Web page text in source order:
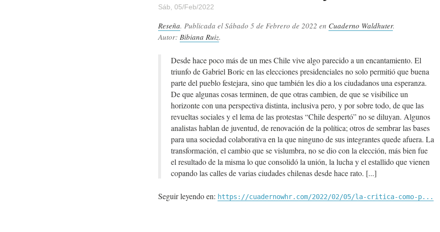
Sáb, 05/Feb/2022
Reseña. Publicada el Sábado 5 de Febrero de 2022 en Cuaderno Waldhuter.
Autor: Bibiana Ruiz.
Desde hace poco más de un mes Chile vive algo parecido a un encantamiento. El
triunfo de Gabriel Boric en las elecciones presidenciales no solo permitió que buena
parte del pueblo festejara, sino que también les dio a los ciudadanos una esperanza.
De que algunas cosas terminen, de que otras cambien, de que se visibilice un
horizonte con una perspectiva distinta, inclusiva pero, y por sobre todo, de que las
revueltas sociales y el lema de las protestas “Chile despertó” no se diluyan. Algunos
analistas hablan de juventud, de renovación de la política; otros de sembrar las bases
para una sociedad colaborativa en la que ninguno de sus integrantes quede afuera. La
transformación, el cambio que se vislumbra, no se dio con la elección, más bien fue
el resultado de la misma lo que consolidó la unión, la lucha y el estallido que vienen
copando las calles de varias ciudades chilenas desde hace rato.
Seguir leyendo en: https://cuadernowhr.com/2022/02/05/la-critica-como-p...